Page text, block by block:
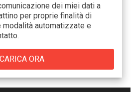
dei miei dati a
per proprie finalità di
modalità automatizzate e